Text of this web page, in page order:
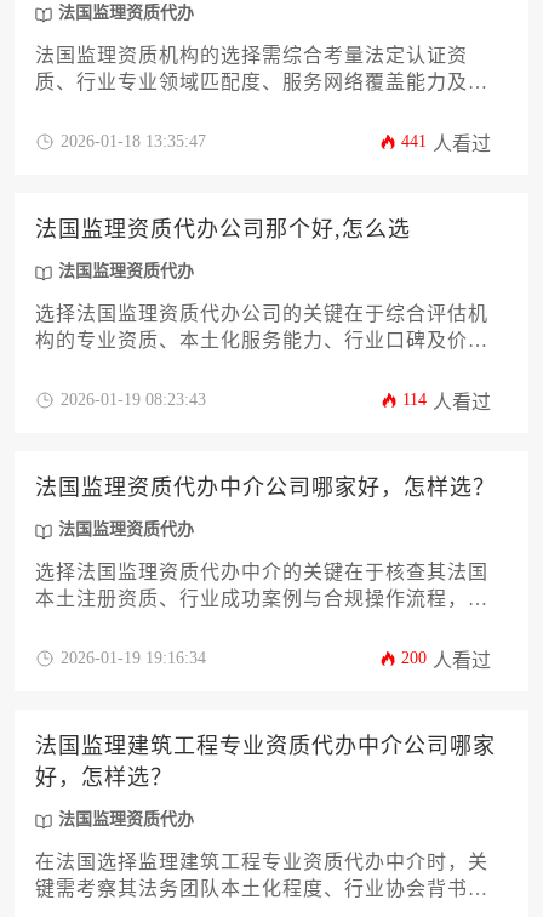
法国监理资质代办
法国监理资质机构的选择需综合考量法定认证资
质、行业专业领域匹配度、服务网络覆盖能力及历
选最适合的合规合作伙伴。对于急需资质认证的企
2026-01-18 13:35:47 441 人看过
法国监理资质代办公司那个好,怎么选
法国监理资质代办
选择法国监理资质代办公司的关键在于综合评估机
构的专业资质、本土化服务能力、行业口碑及价格
正具备法国建筑市场实操经验的正规服务机构。
2026-01-19 08:23:43 114 人看过
法国监理资质代办中介公司哪家好，怎样选？
法国监理资质代办
选择法国监理资质代办中介的关键在于核查其法国
本土注册资质、行业成功案例与合规操作流程，建
策。专业中介应具备法国建筑行业联合会认证资
2026-01-19 19:16:34 200 人看过
法国监理建筑工程专业资质代办中介公司哪家
好，怎样选？
法国监理资质代办
在法国选择监理建筑工程专业资质代办中介时，关
键需考察其法务团队本土化程度、行业协会背书情